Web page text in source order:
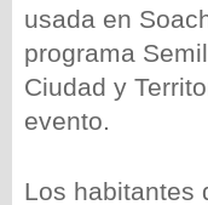
usada en
programa
Ciudad y
evento.
Los habitantes
wp-